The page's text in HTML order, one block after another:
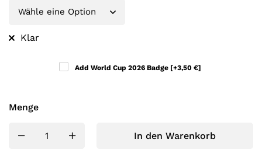
Klar
Add World Cup 2026 Badge [+3,50 €]
Menge
In den Warenkorb